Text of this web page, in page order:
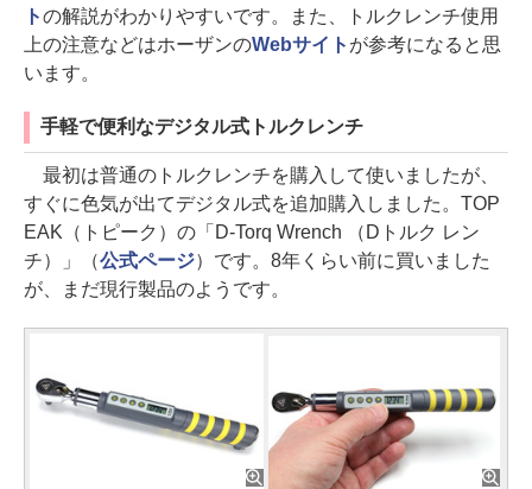
トの解説がわかりやすいです。また、トルクレンチ使用
上の注意などはホーザンのWebサイト が参考になると思
います。
手軽で便利なデジタル式トルクレンチ
最初は普通のトルクレンチを購入して使いましたが、
すぐに色気が出てデジタル式を追加購入しました。TOP
EAK（トピーク）の「D-Torq Wrench （Dトルク レン
チ）」（公式ページ）です。8年くらい前に買いました
が、まだ現行製品のようです。